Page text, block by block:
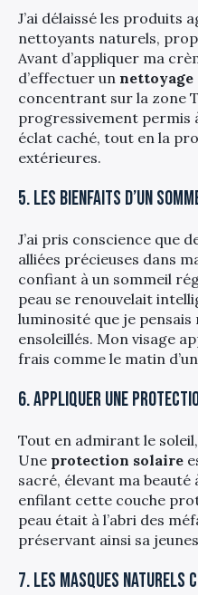
J’ai délaissé les produits
nettoyants naturels,
Avant d’appliquer ma
d’effectuer un nettoyage
concentrant sur la zone
progressivement permis
éclat caché, tout en la
extérieures.
5. Les bienfaits d’un
J’ai pris conscience que
alliées précieuses dans
confiant à un sommeil
peau se renouvelait
luminosité que je pensais
ensoleillés. Mon visage
frais comme le matin
6. Appliquer une
Tout en admirant le
Une protection solaire
sacré, élevant ma beauté
enfilant cette couche
peau était à l’abri des
préservant ainsi sa
7. Les masques naturels